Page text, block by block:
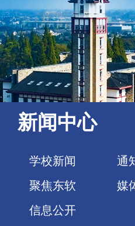
新闻中心
学校新闻
通
聚焦东软
媒
信息公开